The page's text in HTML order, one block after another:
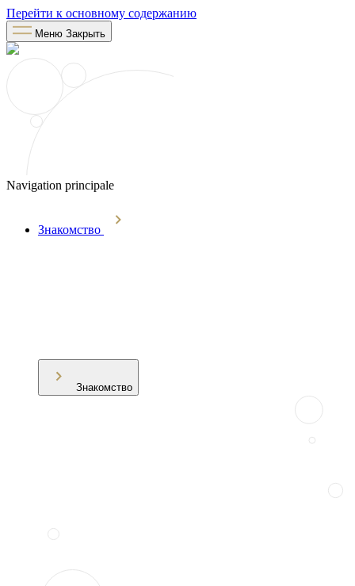
Перейти к основному содержанию
Меню Закрыть
Navigation principale
Знакомство
Знакомство